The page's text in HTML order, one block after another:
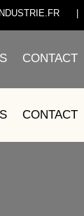
CONTACT
CONTACT